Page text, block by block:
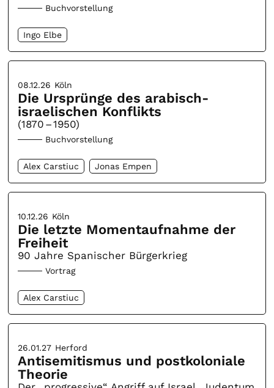
Buchvorstellung
Ingo Elbe
08.12.26 Köln
Die Ursprünge des arabisch-
israelischen Konflikts
(1870 – 1950)
Buchvorstellung
Alex Carstiuc Jonas Empen
10.12.26 Köln
Die letzte Momentaufnahme der
Freiheit
90 Jahre Spanischer Bürgerkrieg
Vortrag
Alex Carstiuc
26.01.27 Herford
Antisemitismus und postkoloniale
Theorie